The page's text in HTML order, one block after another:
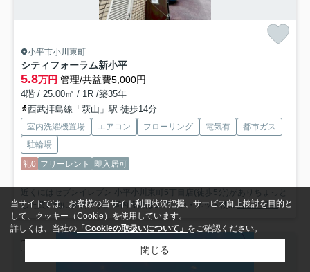
小平市小川東町
シティフォーラム新小平
5.8万円 管理/共益費5,000円
4階 / 25.00㎡ / 1R /築35年
西武拝島線「萩山」駅 徒歩14分
室内洗濯機置場 エアコン フローリング 電気有
都市ガス
駐輪場
礼0 フリーレント 即入居可
近くにはセブンイレブン 小平小川東町5丁目店(徒歩5分)がありちょっと
した買い物に便利です。室内設備はエアコン・ネット使...もっと見る
当サイトでは、お客様の当サイト利用状況把握、サービス向上検討を目的と
して、クッキー（Cookie）を使用しています。
詳しくは、当社の 「Cookieの取扱いについて」 をご確認ください。
閉じる